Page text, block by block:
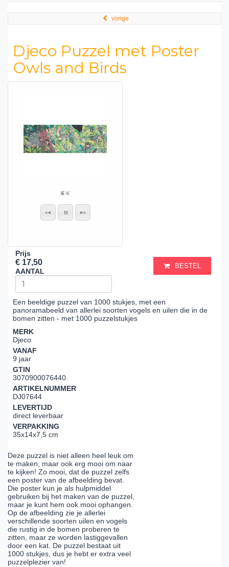
vorige
Djeco Puzzel met Poster
Owls and Birds
Prijs
€ 17,50
AANTAL
BESTEL
Een beeldige puzzel van 1000 stukjes, met een
panoramabeeld van allerlei soorten vogels en uilen die in de
bomen zitten - met 1000 puzzelstukjes
MERK
Djeco
VANAF
9 jaar
GTIN
3070900076440
ARTIKELNUMMER
DJ07644
LEVERTIJD
direct leverbaar
VERPAKKING
35x14x7,5 cm
Deze puzzel is niet alleen heel leuk om
te maken, maar ook erg mooi om naar
te kijken! Zo mooi, dat de puzzel zelfs
een poster van de afbeelding bevat.
Die poster kun je als hulpmiddel
gebruiken bij het maken van de puzzel,
maar je kunt hem ook mooi ophangen.
Op de afbeelding zie je allerlei
verschillende soorten uilen en vogels
die rustig in de bomen proberen te
zitten, maar ze worden lastiggevallen
door een kat. De puzzel bestaat uit
1000 stukjes, dus je hebt er extra veel
puzzelplezier van!